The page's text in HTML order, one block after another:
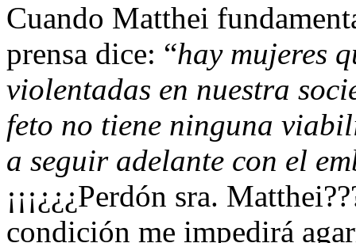
Cuando Matthei
prensa dice: “hay mujeres
violentadas en nuestra
feto no tiene ninguna
a seguir adelante con el
¡¡¡¿¿¿Perdón sra.
condición me impedirá